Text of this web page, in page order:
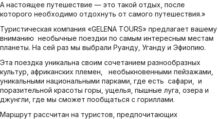
А настоящее путешествие — это такой отдых, после
которого необходимо отдохнуть от самого путешествия.»
Туристическая компания «GELENA TOURS» предлагает вашему
вниманию необычные поездки по самым интересным местам
планеты. На сей раз мы выбрали Руанду, Уганду и Эфиопию.
Эта поездка уникальна своим сочетанием разнообразных
культур, африканских племен, необыкновенными пейзажами,
уникальными национальными парками, где есть сафари, и
поразительной красоты горы, ущелья, пышные луга, озера и
джунгли, где мы сможет пообщаться с гориллами.
Маршрут рассчитан на туристов, предпочитающих